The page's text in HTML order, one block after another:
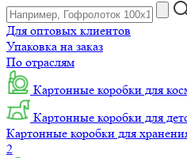
Для оптовых клиентов
Упаковка на заказ
По отраслям
Картонные коробки для
Картонные коробки для
Картонные коробки для
2